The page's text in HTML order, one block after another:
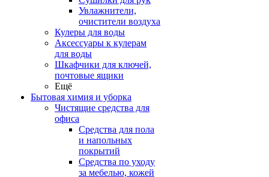
Увлажнители,
очистители воздуха
Кулеры для воды
Аксессуары к кулерам
для воды
Шкафчики для ключей,
почтовые ящики
Ещё
Бытовая химия и уборка
Чистящие средства для
офиса
Средства для пола
и напольных
покрытий
Средства по уходу
за мебелью, кожей